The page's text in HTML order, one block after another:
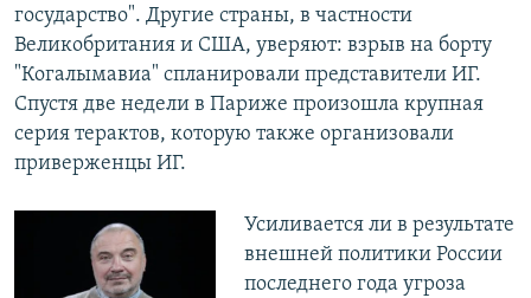
государство". Другие страны, в частности
Великобритания и США, уверяют: взрыв на борту
"Когалымавиа" спланировали представители ИГ.
Спустя две недели в Париже произошла крупная
серия терактов, которую также организовали
приверженцы ИГ.
Усиливается ли в результате
внешней политики России
последнего года угроза